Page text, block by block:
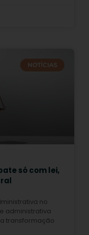
NOTÍCIAS
só com lei,
no
administrativa
transformação